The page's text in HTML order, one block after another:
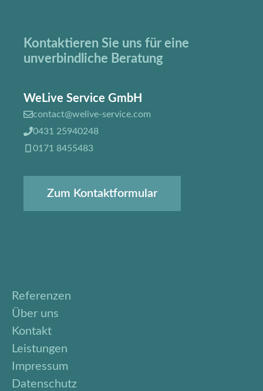
Kontaktieren Sie uns für eine
unverbindliche Beratung
WeLive Service GmbH
contact@welive-service.com
0431 25940248
0171 8455483
Zum Kontaktformular
Referenzen
Über uns
Kontakt
Leistungen
Impressum
Datenschutz